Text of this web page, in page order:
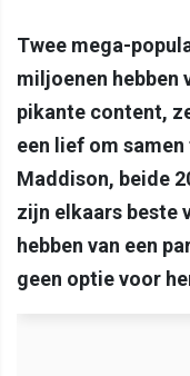
Twee mega-
miljoenen hebben
pikante content,
een lief om
Maddison, beide
zijn elkaars beste
hebben van een
geen optie voor